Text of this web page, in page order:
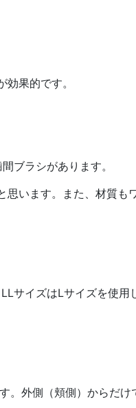
果的です。
ブラシがあります。
います。また、材質
サイズはLサイズを使用
外側（頬側）からだ